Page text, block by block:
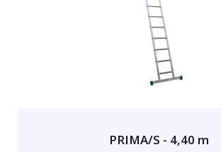
PRIMA/S - 4,40 m